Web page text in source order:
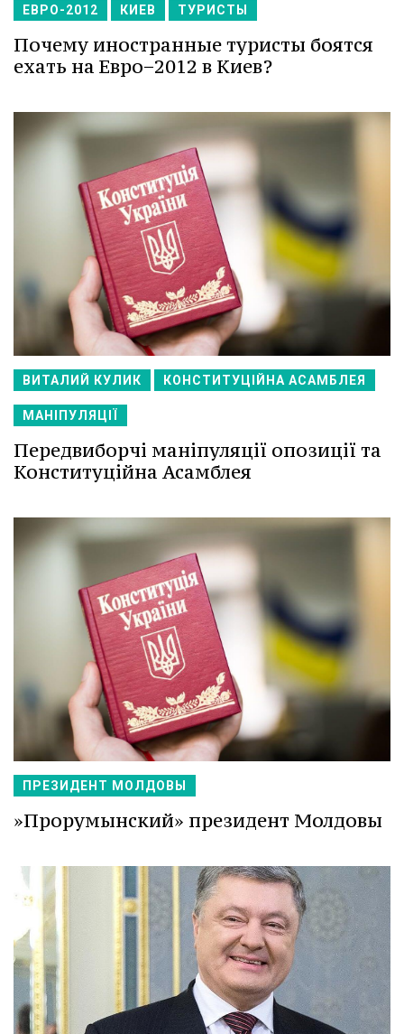
ЕВРО-2012 КИЕВ ТУРИСТЫ
Почему иностранные туристы боятся
ехать на Евро−2012 в Киев?
ВИТАЛИЙ КУЛИК КОНСТИТУЦІЙНА АСАМБЛЕЯ
МАНІПУЛЯЦІЇ
Передвиборчі маніпуляції опозиції та
Конституційна Асамблея
ПРЕЗИДЕНТ МОЛДОВЫ
»Прорумынский» президент Молдовы